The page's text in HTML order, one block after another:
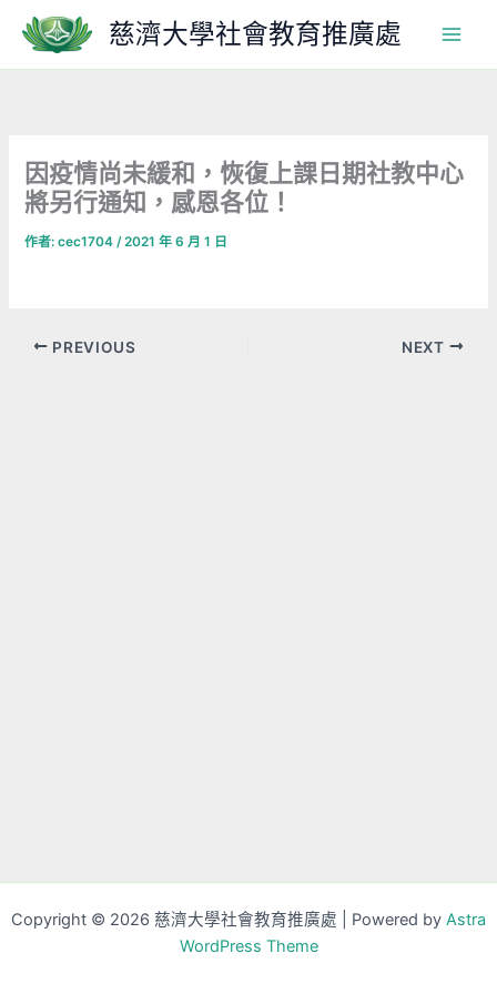
主
慈濟大學社會教育推廣處
因疫情尚未緩和，恢復上課日期社教中心
將另行通知，感恩各位！
作者:cec1704/2021 年 6 月 1 日
PREVIOUS NEXT
Copyright © 2026 慈濟大學社會教育推廣處 | Powered by Astra
WordPress Theme